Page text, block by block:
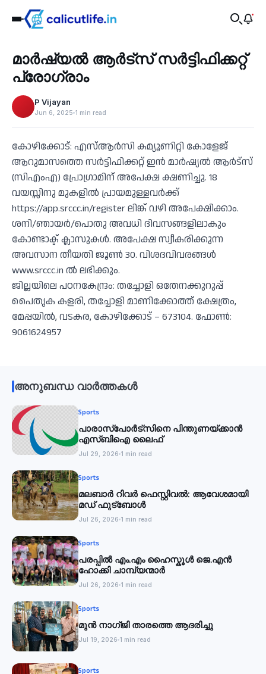
‹
Sports
മാര്‍ഷ്യല്‍ ആര്‍ട്‌സ് സര്‍ട്ടിഫിക്കറ്റ്
പ്രോഗ്രാം
P Vijayan
Jun 6, 2025 1 min read
കോഴിക്കോട്: എസ്ആര്‍സി കമ്യൂണിറ്റി കോളേജ്
ആറുമാസത്തെ സര്‍ട്ടിഫിക്കറ്റ് ഇന്‍ മാര്‍ഷ്യല്‍ ആര്‍ട്‌സ്
(സിഎംഎ) പ്രോഗ്രാമിന് അപേക്ഷ ക്ഷണിച്ചു. 18
വയസ്സിനു മുകളില്‍ പ്രായമുള്ളവര്‍ക്ക്
https://app.srccc.in/register ലിങ്ക് വഴി അപേക്ഷിക്കാം.
ശനി/ഞായര്‍/പൊതു അവധി ദിവസങ്ങളിലാകും
കോണ്ടാക്ട് ക്ലാസുകള്‍. അപേക്ഷ സ്വീകരിക്കുന്ന
അവസാന തീയതി ജൂണ്‍ 30. വിശദവിവരങ്ങള്‍
www.srccc.in ല്‍ ലഭിക്കും.
ജില്ലയിലെ പഠനകേന്ദ്രം: തച്ചോളി ഒതേനക്കുറുപ്പ്
പൈതൃക കളരി, തച്ചോളി മാണിക്കോത്ത് ക്ഷേത്രം,
മേപ്പയില്‍, വടകര, കോഴിക്കോട് – 673104. ഫോണ്‍:
9061624957
അനുബന്ധ വാർത്തകൾ
Sports
പാരാസ്‌പോര്‍ട്‌സിനെ പിന്തുണയ്ക്കാന്‍
എസ്ബിഐ ലൈഫ്
Jul 29, 2026 1 min read
Sports
മലബാര്‍ റിവര്‍ ഫെസ്റ്റിവൽ: ആവേശമായി
മഡ് ഫുട്‌ബോൾ
Jul 26, 2026 1 min read
Sports
പരപ്പിൽ എം.എം ഹൈസ്കൂൾ ജെ.എൻ
ഹോക്കി ചാമ്പ്യന്മാർ
Jul 26, 2026 1 min read
Sports
മുൻ നാഗ്ജി താരത്തെ ആദരിച്ചു
Jul 19, 2026 1 min read
Sports